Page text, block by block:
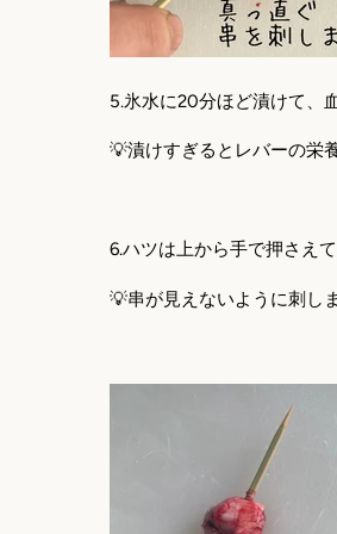
5.氷水に20分ほど漬けて、
💡漬けすぎるとレバーの栄
6.ハツは上から手で押さえ
💡串が見えないように刺し